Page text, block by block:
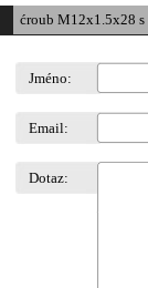
ćroub M12x1.5x28
Jméno:
Email:
Dotaz: